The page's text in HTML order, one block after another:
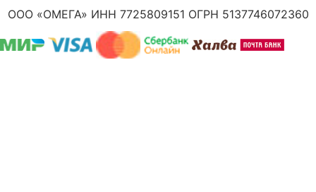
ООО «ОМЕГА» ИНН 7725809151 ОГРН 5137746072360